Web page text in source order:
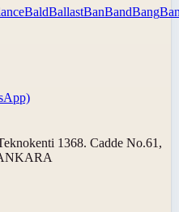
BaldBallastBanBandBang
1368. Cadde No.61,